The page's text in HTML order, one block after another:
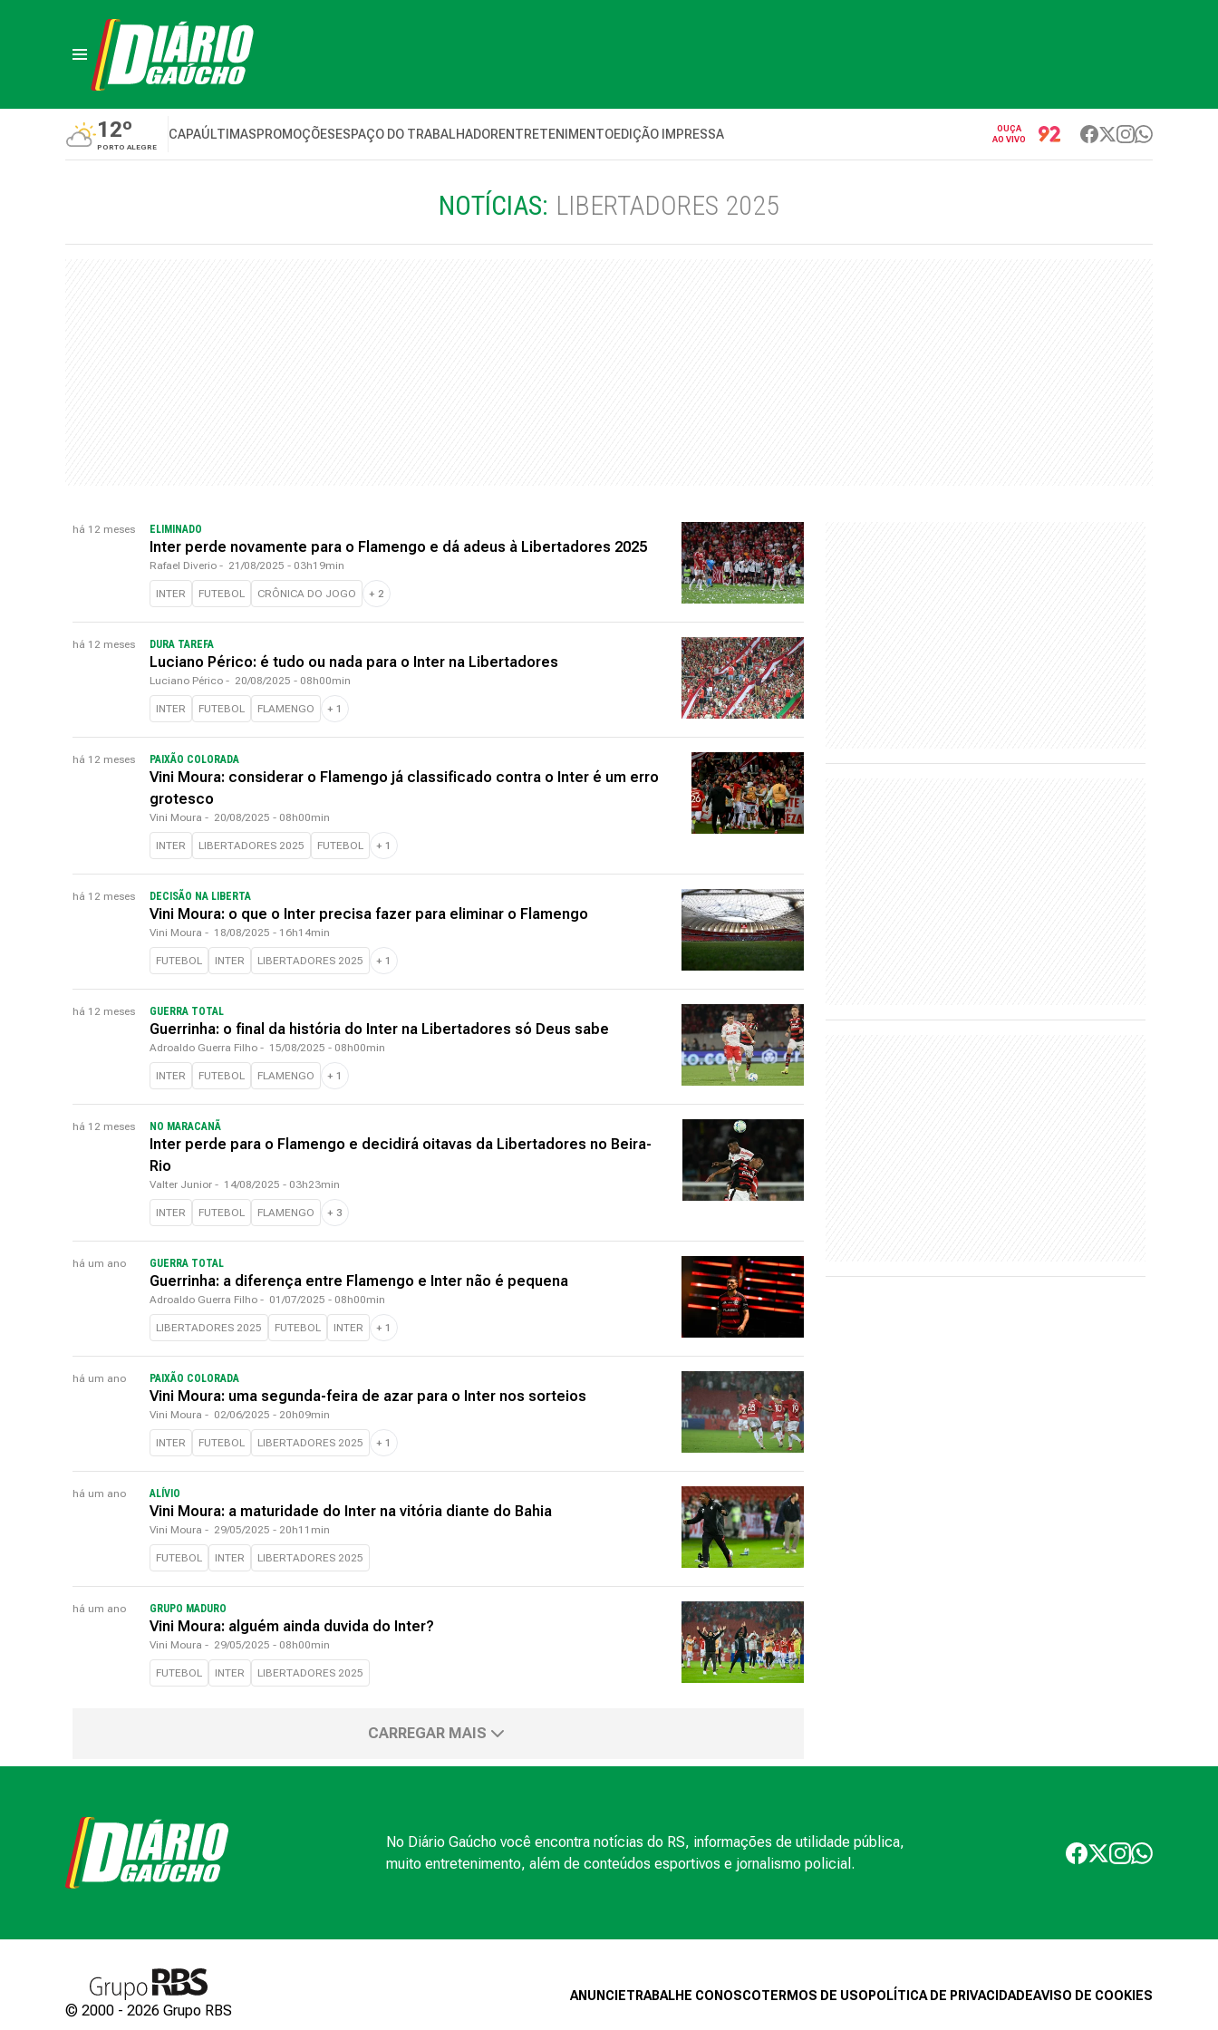
12º
PORTO ALEGRE
CAPAÚLTIMASPROMOÇÕESESPAÇO DO TRABALHADORENTRETENIMENTOEDIÇÃO IMPRESSA
OUÇA
AO VIVO
NOTÍCIAS: LIBERTADORES 2025
há 12 meses ELIMINADO
Inter perde novamente para o Flamengo e dá adeus à Libertadores 2025
Rafael Diverio - 21/08/2025 - 03h19min
INTER FUTEBOL CRÔNICA DO JOGO + 2
há 12 meses DURA TAREFA
Luciano Périco: é tudo ou nada para o Inter na Libertadores
Luciano Périco - 20/08/2025 - 08h00min
INTER FUTEBOL FLAMENGO + 1
há 12 meses PAIXÃO COLORADA
Vini Moura: considerar o Flamengo já classificado contra o Inter é um erro
grotesco
Vini Moura - 20/08/2025 - 08h00min
INTER LIBERTADORES 2025 FUTEBOL + 1
há 12 meses DECISÃO NA LIBERTA
Vini Moura: o que o Inter precisa fazer para eliminar o Flamengo
Vini Moura - 18/08/2025 - 16h14min
FUTEBOL INTER LIBERTADORES 2025 + 1
há 12 meses GUERRA TOTAL
Guerrinha: o final da história do Inter na Libertadores só Deus sabe
Adroaldo Guerra Filho - 15/08/2025 - 08h00min
INTER FUTEBOL FLAMENGO + 1
há 12 meses NO MARACANÃ
Inter perde para o Flamengo e decidirá oitavas da Libertadores no Beira-
Rio
Valter Junior - 14/08/2025 - 03h23min
INTER FUTEBOL FLAMENGO + 3
há um ano GUERRA TOTAL
Guerrinha: a diferença entre Flamengo e Inter não é pequena
Adroaldo Guerra Filho - 01/07/2025 - 08h00min
LIBERTADORES 2025 FUTEBOL INTER + 1
há um ano PAIXÃO COLORADA
Vini Moura: uma segunda-feira de azar para o Inter nos sorteios
Vini Moura - 02/06/2025 - 20h09min
INTER FUTEBOL LIBERTADORES 2025 + 1
há um ano ALÍVIO
Vini Moura: a maturidade do Inter na vitória diante do Bahia
Vini Moura - 29/05/2025 - 20h11min
FUTEBOL INTER LIBERTADORES 2025
há um ano GRUPO MADURO
Vini Moura: alguém ainda duvida do Inter?
Vini Moura - 29/05/2025 - 08h00min
FUTEBOL INTER LIBERTADORES 2025
CARREGAR MAIS
No Diário Gaúcho você encontra notícias do RS, informações de utilidade pública,
muito entretenimento, além de conteúdos esportivos e jornalismo policial.
ANUNCIETRABALHE CONOSCOTERMOS DE USO POLÍTICA DE PRIVACIDADEAVISO DE COOKIES
© 2000 - 2026 Grupo RBS